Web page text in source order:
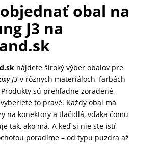
obal na
J3 na
nájdete široký výber obalov pre
J3v rôznych materiáloch, farbách
sú prehľadne zoradené,
to pravé. Každý obal má
na konektory a tlačidlá, vďaka čomu
tak, ako má. A keď si nie ste istí
poradíme – od typu puzdra až